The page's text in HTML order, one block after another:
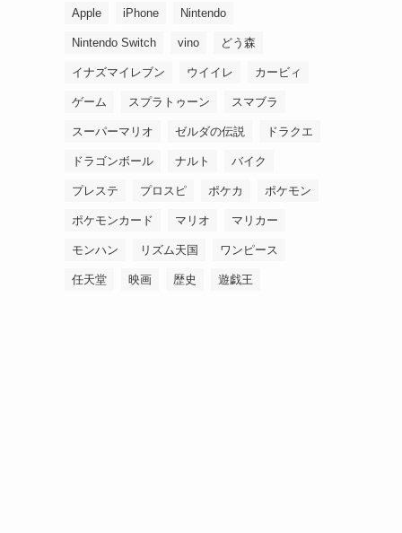
Apple iPhone Nintendo
Nintendo Switch vino どう森
イナズマイレブン ウイイレ カービィ
ゲーム スプラトゥーン スマブラ
スーパーマリオ ゼルダの伝説 ドラクエ
ドラゴンボール ナルト バイク
プレステ プロスピ ポケカ ポケモン
ポケモンカード マリオ マリカー
モンハン リズム天国 ワンピース
任天堂 映画 歴史 遊戯王